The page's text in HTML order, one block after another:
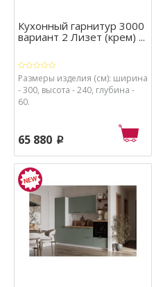
Кухонный гарнитур 3000
вариант 2 Лизет (крем) ...
Размеры изделия (см): ширина
- 300, высота - 240, глубина -
60.
65 880 p